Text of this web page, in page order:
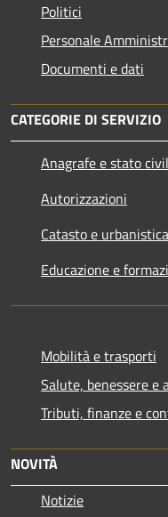
Politici
Personale
Documenti e dati
CATEGORIE DI SERVIZIO
Anagrafe e stato
Autorizzazioni
Catasto e urbanistica
Educazione e
Mobilità e trasporti
Salute, benessere e
Tributi, finanze e
NOVITÀ
Notizie